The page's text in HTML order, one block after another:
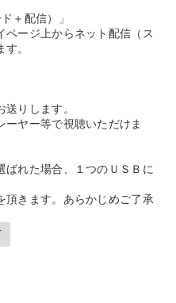
＋配信）」
ページ上からネット配信（ス
。
りします。
ヤー等で視聴いただけま
れた場合、１つのＵＳＢに
きます。あらかじめご了承